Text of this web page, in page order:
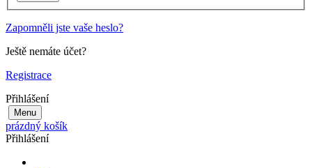
Zapomněli jste vaše heslo?
Ještě nemáte účet?
Registrace
Přihlášení
Menu
prázdný košík
Přihlášení